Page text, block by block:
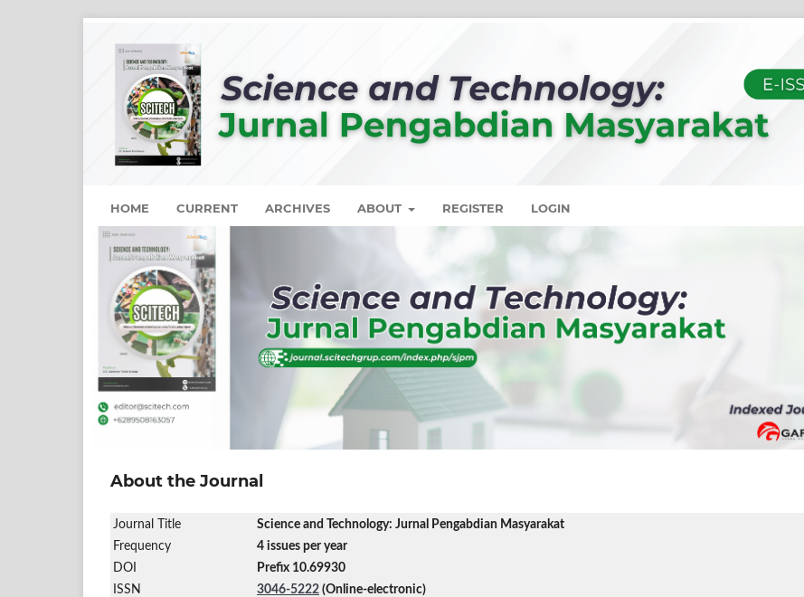
HOME CURRENT ARCHIVES ABOUT REGISTER LOGIN
About the Journal
Journal Title
Science and Technology: Jurnal Pengabdian Masyarakat
Frequency
4 issues per year
DOI
Prefix 10.69930
ISSN
3046-5222 (Online-electronic)